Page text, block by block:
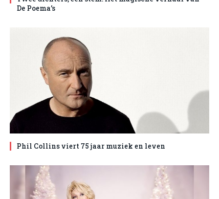
De Poema’s
Phil Collins viert 75 jaar muziek en leven